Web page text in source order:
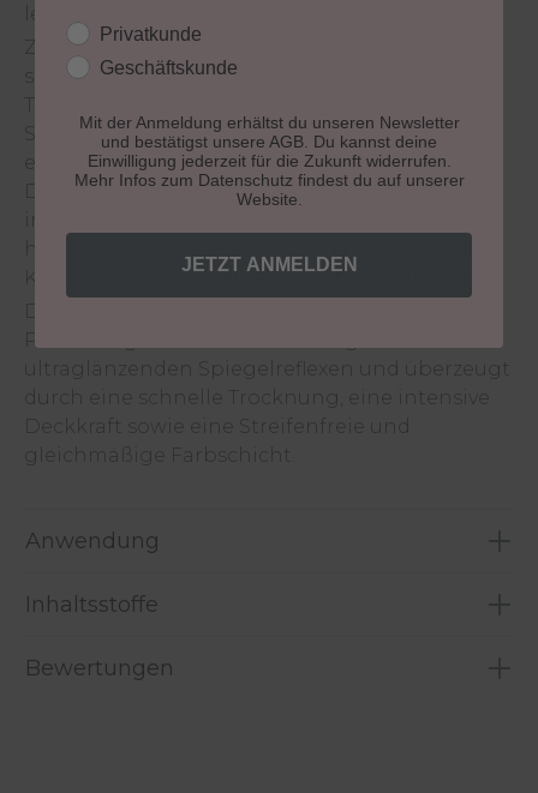
letztem Jahr.
Zart, unaufdringlich und zugleich verführerisch
schön laden die 6 Trendfarben "Heritage" zum
Träumen ein.
Sie kreieren ein Gefühl der Sehnsucht und sind
eine Hommage an die Künste und die Kultur.
Die „chalky“ (zu Deutsch: Kreide) Farben gehen
im Gesamtbild eine Liebesbeziehung ein und
Kollektion einem kleinen Kunstwerk gleicht.
Polish sorgt für brillante Farbergebnisse mit
ultraglänzenden Spiegelreflexen und überzeugt
durch eine schnelle Trocknung, eine intensive
Deckkraft sowie eine Streifenfreie und
gleichmäßige Farbschicht.
Anwendung
Inhaltsstoffe
Bewertungen
Kundengruppe
Privatkunde
Geschäftskunde
Mit der Anmeldung erhältst du unseren Newsletter
und bestätigst unsere AGB. Du kannst deine
Einwilligung jederzeit für die Zukunft widerrufen.
Mehr Infos zum Datenschutz findest du auf unserer
Website.
JETZT ANMELDEN